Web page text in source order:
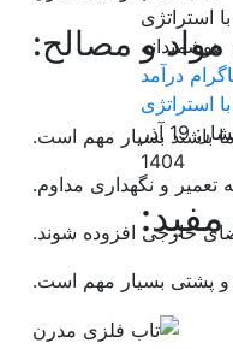
و مصالح:
درآمد
استراتژی
تاریخ انتشار: 19 آذر
1404